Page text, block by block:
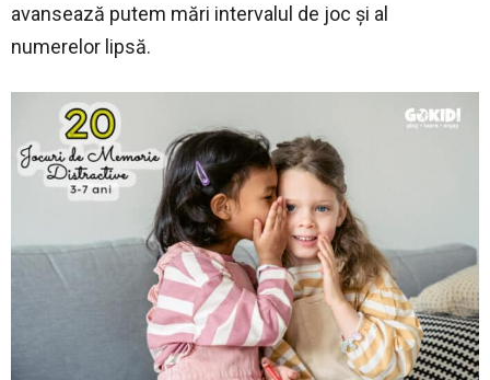
avansează putem mări intervalul de joc și al
numerelor lipsă.